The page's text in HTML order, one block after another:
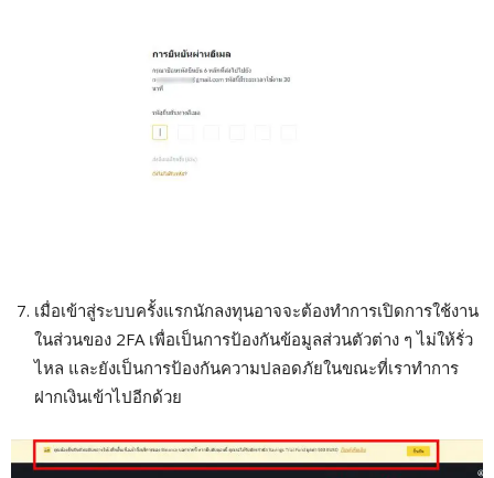
เมื่อเข้าสู่ระบบครั้งแรกนักลงทุนอาจจะต้องทำการเปิดการใช้งาน
ในส่วนของ 2FA เพื่อเป็นการป้องกันข้อมูลส่วนตัวต่าง ๆ ไม่ให้รั่ว
ไหล และยังเป็นการป้องกันความปลอดภัยในขณะที่เราทำการ
ฝากเงินเข้าไปอีกด้วย